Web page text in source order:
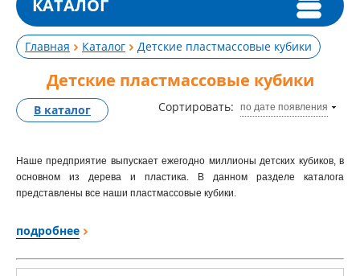
КАТАЛОГ
Главная Каталог Детские пластмассовые кубики
Детские пластмассовые кубики
Сортировать: по дате появления
В каталог
Наше предприятие выпускает ежегодно миллионы детских кубиков, в
основном из дерева и пластика. В данном разделе каталога
представлены все наши пластмассовые кубики.
Сразу вопрос.
Попробуем вам помочь разобраться в сотне наименований
пластиковых кубиков. По типу материала и способу изготовления
подробнее